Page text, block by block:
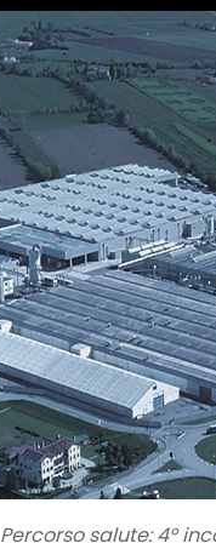
Percorso salute: 4°